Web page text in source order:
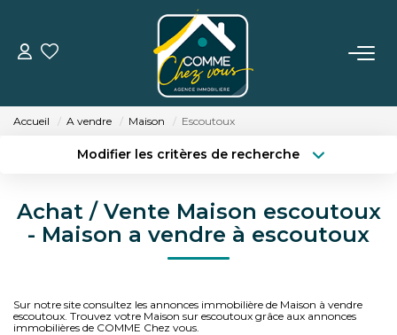
VENTE
BIENS VENDUS
L'AGENCE
Accueil A vendre Maison Escoutoux
Modifier les critères de recherche
Sélectionnez...
Type de bien
Surface min
Créer une alerte
Achat / Vente Maison escoutoux
- Maison a vendre à escoutoux
Sur notre site consultez les annonces immobilière de Maison à vendre
escoutoux. Trouvez votre Maison sur escoutoux grâce aux annonces
immobilières de COMME Chez vous.